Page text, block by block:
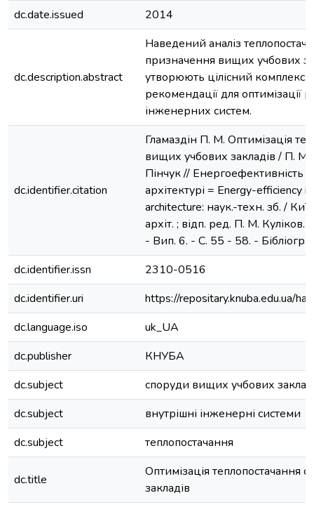
dc.date.issued
2014
dc.description.abstract
Наведений аналіз
призначення вищих учбових
утворюють цілісний комплекс,
рекомендації для оптимізації
інженерних систем.
dc.identifier.citation
Гламаздін П. М. Оптимізація
вищих учбових закладів / П. М.
Пінчук // Енергоефективність в
архітектурі = Energy-efficiency
architecture: наук.-техн. зб. /
архіт. ; відп. ред. П. М.
- Вип. 6. - С. 55 - 58. - Бібліогр.
dc.identifier.issn
2310-0516
dc.identifier.uri
https://repositary.knuba.edu.ua/
dc.language.iso
uk_UA
dc.publisher
КНУБА
dc.subject
споруди вищих учбових
dc.subject
внутрішні інженерні системи
dc.subject
теплопостачання
dc.title
Оптимізація теплопостачання
закладів